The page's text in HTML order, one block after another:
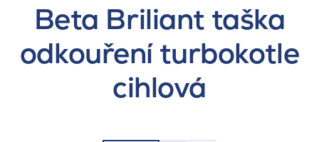
Beta Briliant taška
odkouření turbokotle
cihlová